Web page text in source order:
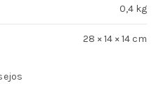
0,4 kg
28 × 14 × 14 cm